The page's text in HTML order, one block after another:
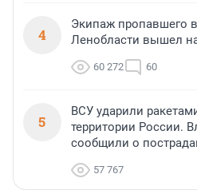
4
Экипаж пропавшего
Ленобласти вышел
60 272 60
5
ВСУ ударили
территории России.
сообщили о
57 767